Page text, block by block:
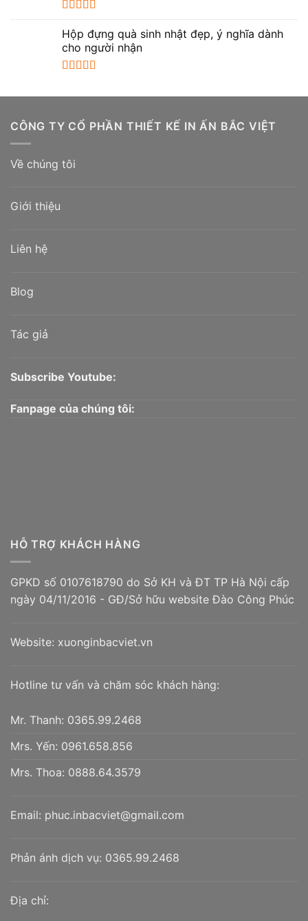
hạng 5.005
sao
Hộp đựng quà sinh nhật đẹp, ý nghĩa dành
cho người nhận
CÔNG TY CỔ PHẦN THIẾT KẾ IN ẤN BẮC VIỆT
Về chúng tôi
Giới thiệu
Liên hệ
Blog
Tác giả
Subscribe Youtube:
Fanpage của chúng tôi:
HỖ TRỢ KHÁCH HÀNG
GPKD số 0107618790 do Sở KH và ĐT TP Hà Nội cấp
ngày 04/11/2016 - GĐ/Sở hữu website Đào Công Phúc
Website: xuonginbacviet.vn
Hotline tư vấn và chăm sóc khách hàng:
Mr. Thanh: 0365.99.2468
Mrs. Yến: 0961.658.856
Mrs. Thoa: 0888.64.3579
Email: phuc.inbacviet@gmail.com
Phản ánh dịch vụ: 0365.99.2468
Địa chỉ: